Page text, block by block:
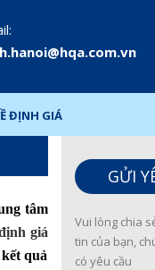
ĐỊNH GIÁ
tâm
giá
quả
GỬI
Vui lòng chia
tin của bạn,
có yêu cầu